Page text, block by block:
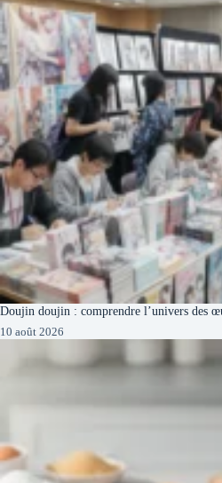
Doujin doujin : comprendre l’univers des
10 août 2026